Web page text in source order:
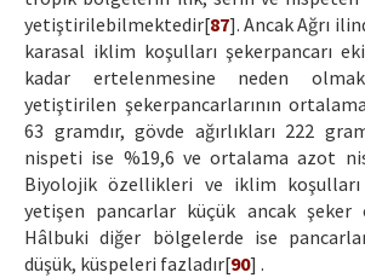
yetiştirilebilmektedir[87]. Ancak Ağrı
karasal iklim koşulları şekerpancarı
kadar ertelenmesine neden
yetiştirilen şekerpancarlarının
63 gramdır, gövde ağırlıkları 222
nispeti ise %19,6 ve ortalama azot
Biyolojik özellikleri ve iklim koşulları
yetişen pancarlar küçük ancak şeker
Hâlbuki diğer bölgelerde ise
düşük, küspeleri fazladır[90] .